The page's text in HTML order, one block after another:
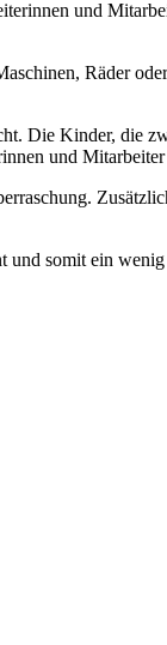
und
Räder
Die Kinder, die
und
somit ein